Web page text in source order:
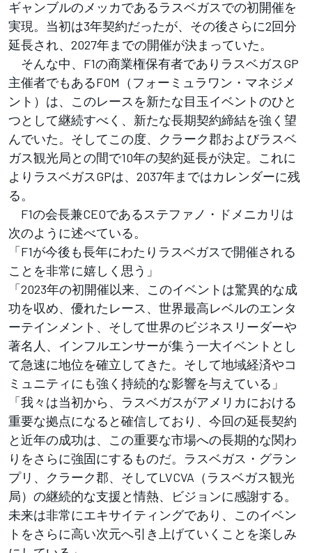
ギャンブルのメッカであるラスベガスでの初開催を
実現。当初は3年契約だったが、その後さらに2回分
延長され、2027年までの開催が決まっていた。
そんな中、F1の商業権保有者でありラスベガスGP
主催者でもあるFOM（フォーミュラワン・マネジメ
ント）は、このレースを新たな目玉イベントのひと
つとして継続すべく、新たな長期契約締結を強く望
んでいた。そしてこの度、クラーク郡およびラスベ
ガス観光局との間で10年の契約延長が決定。これに
よりラスベガスGPは、2037年まではカレンダーに残
る。
F1の会長兼CEOであるステファノ・ドメニカリは
次のように述べている。
「F1が今後も長年にわたりラスベガスで開催される
ことを非常に嬉しく思う」
「2023年の初開催以来、このイベントは驚異的な成
功を収め、優れたレース、世界最高レベルのエンタ
ーテインメント、そして世界のビジネスリーダーや
著名人、インフルエンサーが集う一大イベントとし
て急速に地位を確立してきた。そして地域経済やコ
ミュニティにも強く持続的な影響を与えている」
「我々は当初から、ラスベガスがアメリカにおける
重要な拠点になると確信しており、今回の延長契約
と近年の成功は、この重要な市場への長期的な関わ
りをさらに強固にするものだ。ラスベガス・グラン
プリ、クラーク郡、そしてLVCVA（ラスベガス観光
局）の継続的な支援と情熱、ビジョンに感謝する。
未来は非常にエキサイティングであり、このイベン
トをさらに高い次元へ引き上げていくことを楽しみ